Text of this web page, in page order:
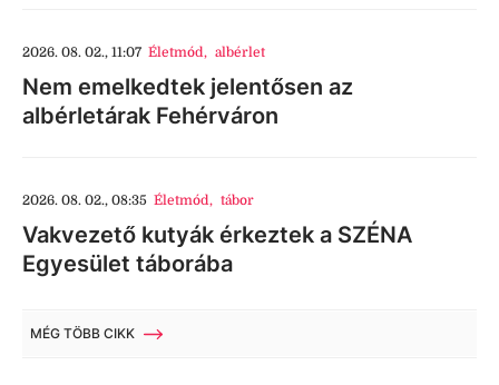
2026. 08. 02., 11:07 Életmód, albérlet
Nem emelkedtek jelentősen az
albérletárak Fehérváron
2026. 08. 02., 08:35 Életmód, tábor
Vakvezető kutyák érkeztek a SZÉNA
Egyesület táborába
MÉG TÖBB CIKK